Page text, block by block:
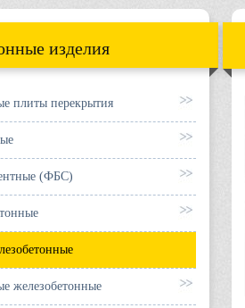
изделия
плиты перекрытия
(ФБС)
железобетонные